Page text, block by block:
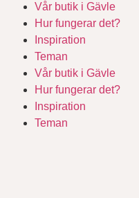
Vår butik i Gävle
Hur fungerar det?
Inspiration
Teman
Vår butik i Gävle
Hur fungerar det?
Inspiration
Teman